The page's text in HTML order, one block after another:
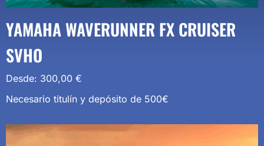
YAMAHA WAVERUNNER FX CRUISER
SVHO
Desde: 300,00 €
Necesario titulín y depósito de 500€